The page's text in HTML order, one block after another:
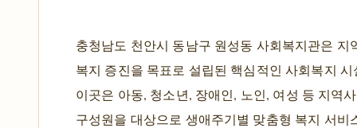
충청남도 천안시 동남구 원성동 사회복지관은 지
복지 증진을 목표로 설립된 핵심적인 사회복지
이곳은 아동, 청소년, 장애인, 노인, 여성 등 지역
구성원을 대상으로 생애주기별 맞춤형 복지 서비